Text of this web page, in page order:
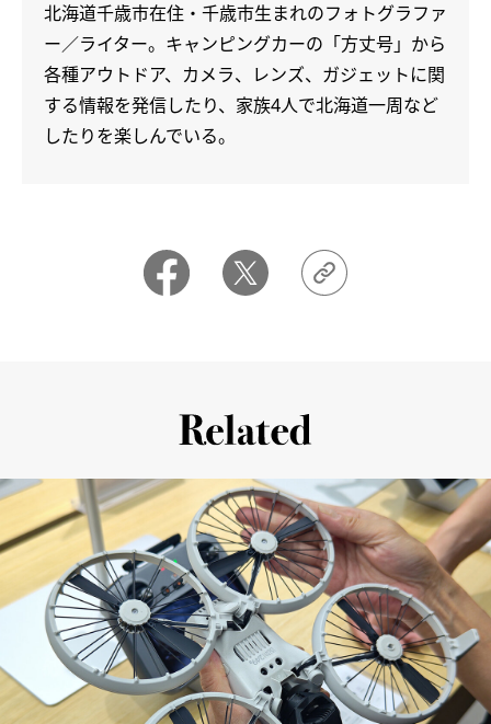
北海道千歳市在住・千歳市生まれのフォトグラファ
ー／ライター。キャンピングカーの「方丈号」から
各種アウトドア、カメラ、レンズ、ガジェットに関
する情報を発信したり、家族4人で北海道一周など
したりを楽しんでいる。